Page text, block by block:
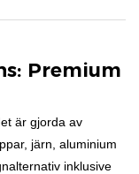
Premium
är gjorda av
järn, aluminium
inklusive